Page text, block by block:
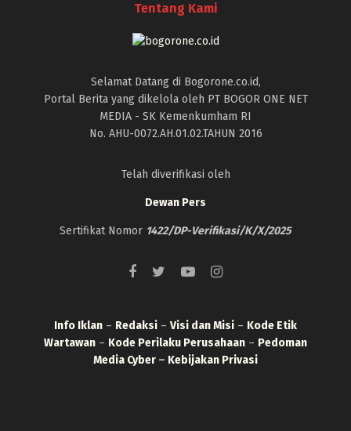
Tentang Kami
Selamat Datang di Bogorone.co.id,
Portal Berita yang dikelola oleh PT BOGOR ONE NET
MEDIA - SK Kemenkumham RI
No. AHU-0072.AH.01.02.TAHUN 2016
Telah diverifikasi oleh
Dewan Pers
Sertifikat Nomor 1422/DP-Verifikasi/K/X/2025
Info Iklan – Redaksi – Visi dan Misi – Kode Etik
Wartawan – Kode Perilaku Perusahaan – Pedoman
Media Cyber – Kebijakan Privasi